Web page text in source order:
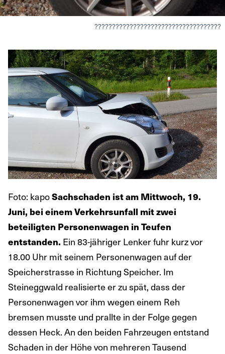
????????????????????????????????????
Foto: kapoSachschaden ist am Mittwoch, 19.
Juni, bei einem Verkehrsunfall mit zwei
beteiligten Personenwagen in Teufen
entstanden. Ein 83-jähriger Lenker fuhr kurz vor
18.00 Uhr mit seinem Personenwagen auf der
Speicherstrasse in Richtung Speicher. Im
Steineggwald realisierte er zu spät, dass der
Personenwagen vor ihm wegen einem Reh
bremsen musste und prallte in der Folge gegen
dessen Heck. An den beiden Fahrzeugen entstand
Schaden in der Höhe von mehreren Tausend